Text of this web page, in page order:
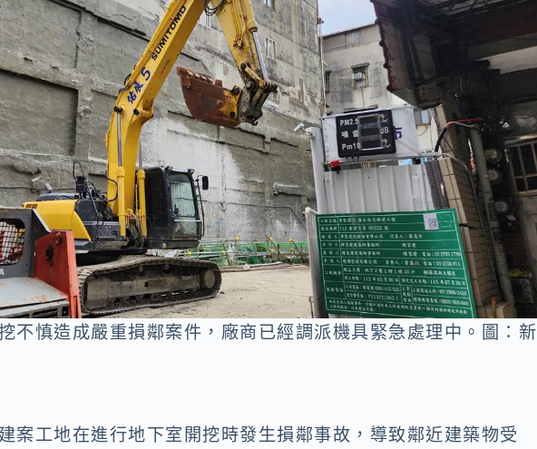
不慎造成嚴重損鄰案件，廠商已經調派機具緊急處理中。圖：新
案工地在進行地下室開挖時發生損鄰事故，導致鄰近建築物受